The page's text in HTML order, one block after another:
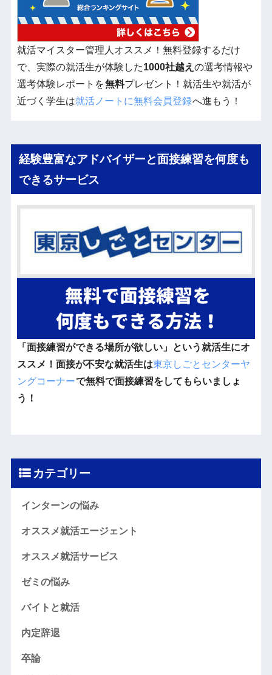
就活マイスター管理人オススメ！無料登録するだけ
で、実際の就活生が体験した1000社越え の選考情報や
選考体験レポートを無料プレゼント！就活生や就活が
近づく学生は就活ノートに無料会員登録へ進もう！
経験豊富なアドバイザーと面接練習を何度も
できるサービス
「面接練習ができる場所が欲しい」という就活生にオ
ススメ！面接が不安な就活生は東京しごとセンターヤ
ングコーナーで無料で面接練習をしてもらいましょ
う！
カテゴリー
インターンの悩み
オススメ就活エージェント
オススメ就活サービス
ゼミの悩み
バイトと就活
内定辞退
卒論